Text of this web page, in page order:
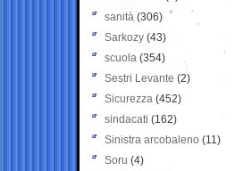
sanità (306)
Sarkozy (43)
scuola (354)
Sestri Levante (2)
Sicurezza (452)
sindacati (162)
Sinistra arcobaleno (11)
Soru (4)